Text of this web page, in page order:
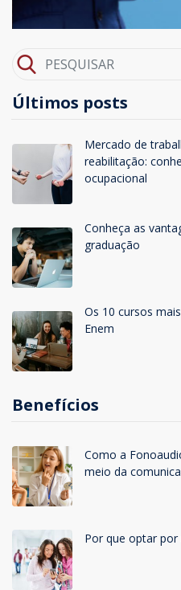
Últimos posts
Mercado de
reabilitação:
ocupacional
Conheça as
graduação
Os 10 cursos
Enem
Benefícios
Como a
meio da
Por que optar por